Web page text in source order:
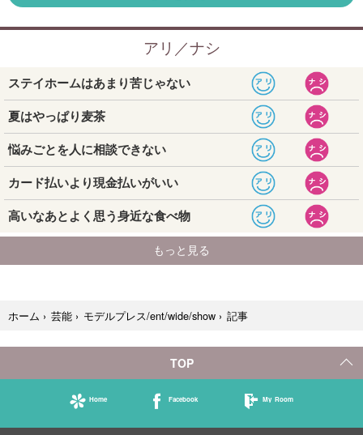
ホーム › 芸能 › モデルプレス/ent/wide/show › 記事
TOP
Home Facebook My Room